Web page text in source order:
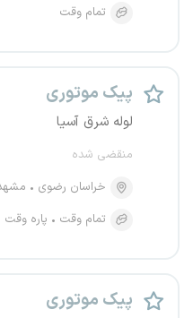
تمام وقت
پیک موتوری
لوله شرق آسیا
منقضی شده
خراسان رضوی
تمام وقت
پاره وقت
پیک موتوری